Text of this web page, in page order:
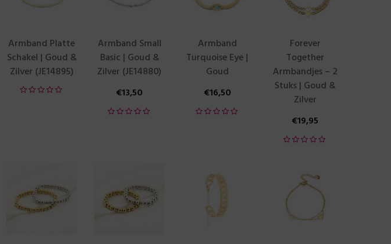
Armband Platte
Schakel | Goud &
Zilver (JE14895)
Armband Small
Basic | Goud &
Zilver (JE14880)
€13,50
Armband
Turquoise Eye |
Goud
€16,50
Forever
Together
Armbandjes – 2
Stuks | Goud &
Zilver
€19,95